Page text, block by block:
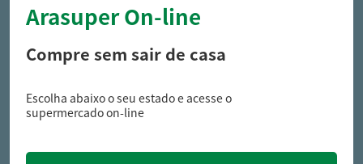
Arasuper On-line
Compre sem sair de casa
Escolha abaixo o seu estado e acesse o
supermercado on-line